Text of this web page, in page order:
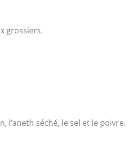
grossiers.
l’aneth séché, le sel et le poivre.